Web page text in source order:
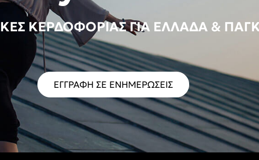
ΚΕΡΔΟΦΟΡΊΑΣ ΓΙΑ ΕΛΛΆΔΑ &
ΕΓΓΡΑΦΗ ΣΕ ΕΝΗΜΕΡΩΣΕΙΣ